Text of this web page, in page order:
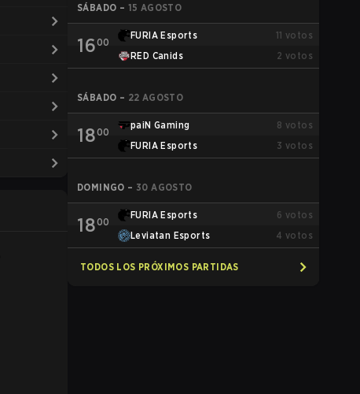
SÁBADO – 15 AGOSTO
1600
FURIA Esports 11 votos
RED Canids
2 votos
SÁBADO – 22 AGOSTO
1800
paiN Gaming 8 votos
FURIA Esports
3 votos
DOMINGO – 30 AGOSTO
1800
FURIA Esports 6 votos
Leviatan Esports
4 votos
TODOS LOS PRÓXIMOS PARTIDAS